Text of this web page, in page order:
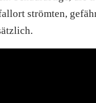
strömten,